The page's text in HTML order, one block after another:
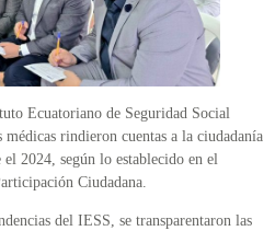
Ecuatoriano de Seguridad Social
rindieron cuentas a la ciudadanía
2024, según lo establecido en el
Ciudadana.
del IESS, se transparentaron las